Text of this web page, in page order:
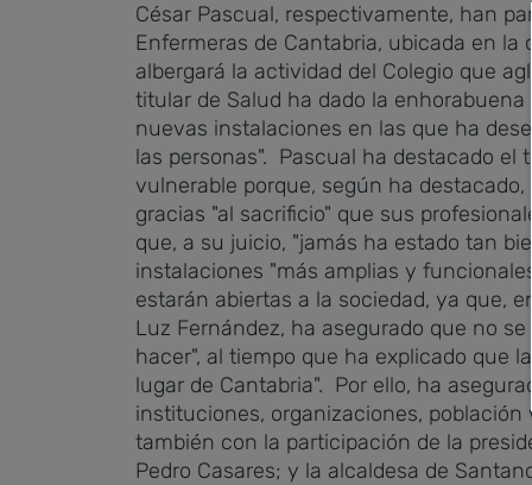
César Pascual, respectivamente, han
Enfermeras de Cantabria, ubicada en la
albergará la actividad del Colegio que
titular de Salud ha dado la
nuevas instalaciones en las que ha
las personas". Pascual ha destacado el
vulnerable porque, según ha
gracias "al sacrificio" que sus
que, a su juicio, "jamás ha estado tan
instalaciones "más amplias y
estarán abiertas a la sociedad, ya que,
Luz Fernández, ha asegurado que no
hacer", al tiempo que ha explicado que
lugar de Cantabria". Por ello, ha
instituciones, organizaciones,
también con la participación de la
Pedro Casares; y la alcaldesa de